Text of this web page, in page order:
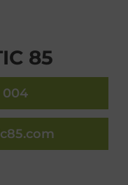
85
004